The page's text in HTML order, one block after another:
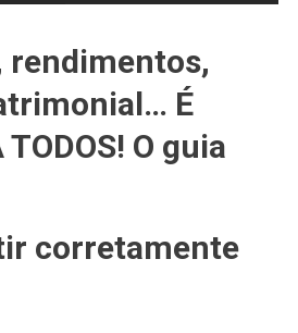
rendimentos,
É
TODOS! O guia
corretamente